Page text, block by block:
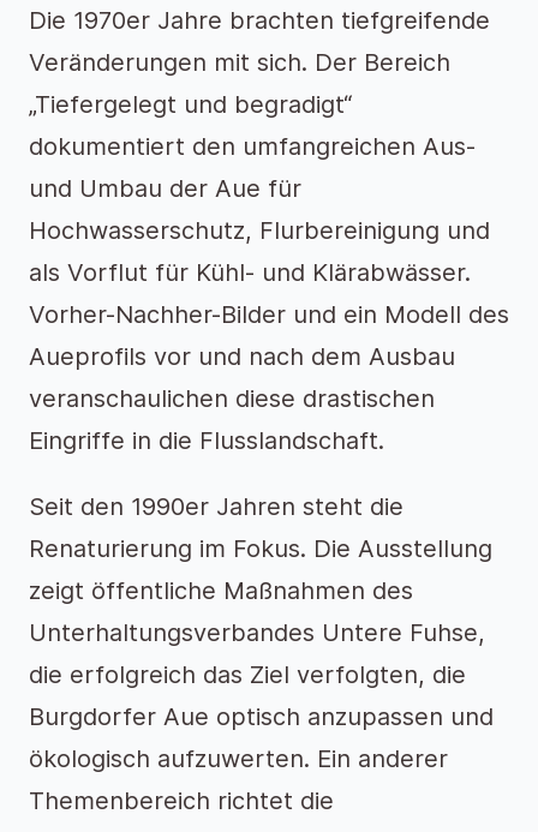
Die 1970er Jahre brachten tiefgreifende
Veränderungen mit sich. Der Bereich
„Tiefergelegt und begradigt“
dokumentiert den umfangreichen Aus-
und Umbau der Aue für
Hochwasserschutz, Flurbereinigung und
als Vorflut für Kühl- und Klärabwässer.
Vorher-Nachher-Bilder und ein Modell des
Aueprofils vor und nach dem Ausbau
veranschaulichen diese drastischen
Eingriffe in die Flusslandschaft.
Seit den 1990er Jahren steht die
Renaturierung im Fokus. Die Ausstellung
zeigt öffentliche Maßnahmen des
Unterhaltungsverbandes Untere Fuhse,
die erfolgreich das Ziel verfolgten, die
Burgdorfer Aue optisch anzupassen und
ökologisch aufzuwerten. Ein anderer
Themenbereich richtet die